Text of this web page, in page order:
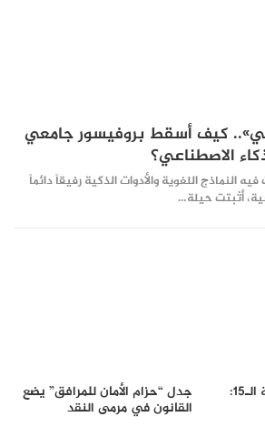
كيف أسقط بروفيسور جامعي
فيه النماذج اللغوية والأدوات الذكية رفيقاً دائماً
أثبتت حيلة…
القمة المغربية الفرنسية الـ15: جدل “حزام الأمان للمرافق” يضع
القانون في مرمى النقد